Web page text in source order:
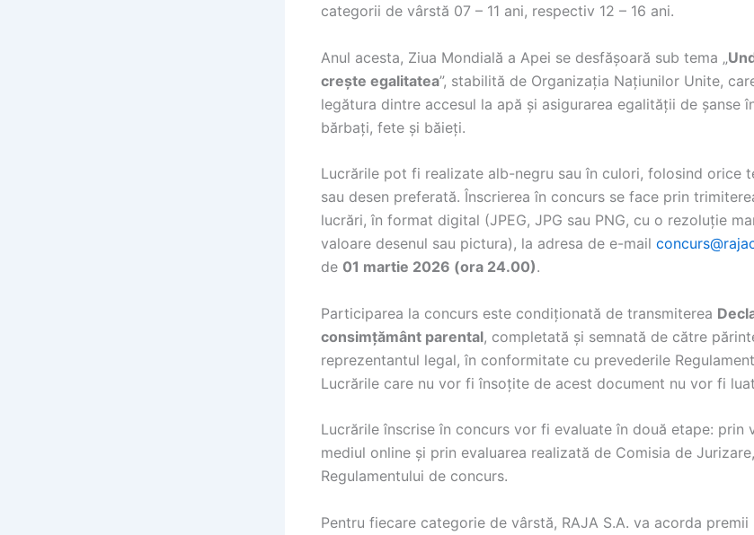
categorii de vârstă 07 – 11 ani, respectiv 12 – 16 ani.
Anul acesta, Ziua Mondială a Apei se desfășoară sub tema „
crește egalitatea”, stabilită de Organizația Națiunilor Unite,
legătura dintre accesul la apă și asigurarea egalității de șanse
bărbați, fete și băieți.
Lucrările pot fi realizate alb-negru sau în culori, folosind orice
sau desen preferată. Înscrierea în concurs se face prin
lucrări, în format digital (JPEG, JPG sau PNG, cu o rezoluție
valoare desenul sau pictura), la adresa de e-mail
de 01 martie 2026 (ora 24.00).
Participarea la concurs este condiționată de transmiterea
consimțământ parental, completată și semnată de către
reprezentantul legal, în conformitate cu prevederile
Lucrările care nu vor fi însoțite de acest document nu vor fi
Lucrările înscrise în concurs vor fi evaluate în două etape: prin
mediul online și prin evaluarea realizată de Comisia de
Regulamentului de concurs.
Pentru fiecare categorie de vârstă, RAJA S.A. va acorda